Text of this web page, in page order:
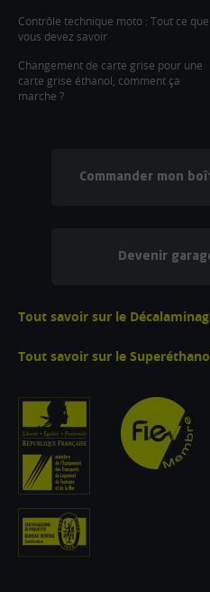
Contrôle technique moto : Tout ce que
vous devez savoir
Changement de carte grise pour une
carte grise éthanol, comment ça
marche ?
Commander mon
Devenir
Tout savoir sur le
Tout savoir sur le